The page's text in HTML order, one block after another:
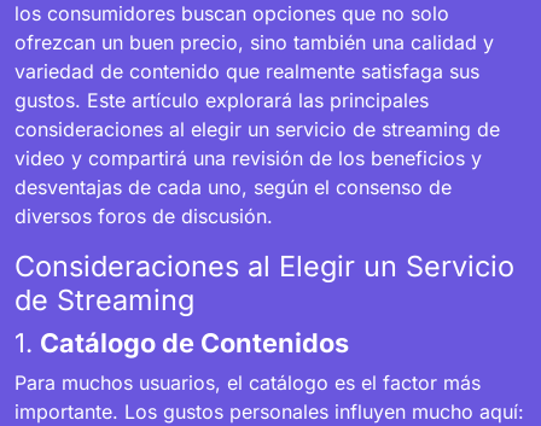
los consumidores buscan opciones que no solo
ofrezcan un buen precio, sino también una calidad y
variedad de contenido que realmente satisfaga sus
gustos. Este artículo explorará las principales
consideraciones al elegir un servicio de streaming de
video y compartirá una revisión de los beneficios y
desventajas de cada uno, según el consenso de
diversos foros de discusión.
Consideraciones al Elegir un Servicio
de Streaming
1. Catálogo de Contenidos
Para muchos usuarios, el catálogo es el factor más
importante. Los gustos personales influyen mucho aquí: